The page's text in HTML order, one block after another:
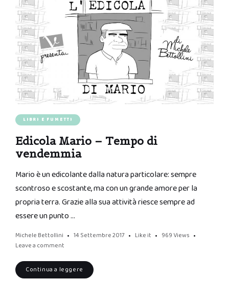
LIBRI E FUMETTI
Edicola Mario – Tempo di
vendemmia
Mario è un edicolante dalla natura particolare: sempre
scontroso e scostante, ma con un grande amore per la
propria terra. Grazie alla sua attività riesce sempre ad
essere un punto …
Michele Bettollini 14 Settembre 2017 Like it 969 Views
Leave a comment
Continua a leggere